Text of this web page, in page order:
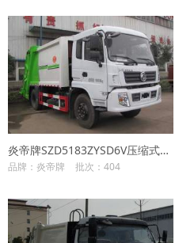
炎帝牌SZD5183ZYSD6V压缩式垃圾车
品牌：炎帝牌 批次：404